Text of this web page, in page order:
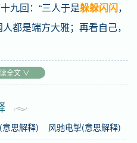
九回：“三人于是躲躲闪闪，
都是端方大雅；再看自己，
闪闪老半天总不肯说。茅盾
全文 ∨
思解释) 风驰电掣(意思解释)